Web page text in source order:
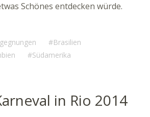
Schönes entdecken würde.
Brasilien
Südamerika
in Rio 2014